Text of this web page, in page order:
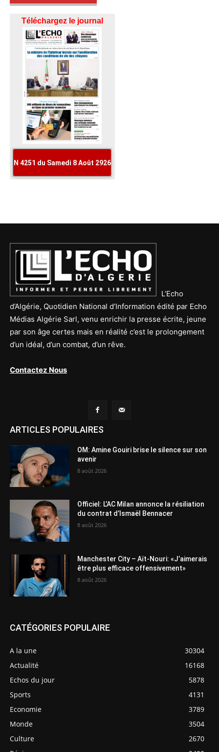
L’Echo
d’Algérie, Quotidien National d’Information édité par Echo
Médias Algérie Sarl, venu enrichir la presse écrite, jeune
par son âge certes mais en réalité c’est le prolongement
d’un idéal, d’un combat, d’un rêve.
Contactez Nous
ARTICLES POPULAIRES
OM: Amine Gouiri brise le silence sur son
avenir
8 août 2026
Officiel: L’AC Milan annonce la résiliation
du contrat d’Ismaël Bennacer
8 août 2026
Manchester City – Aït-Nouri: «J’aimerais
être plus efficace offensivement»
8 août 2026
CATÉGORIES POPULAIRE
A la une
30304
Actualité
16168
Echos du jour
5878
Sports
4131
Economie
3789
Monde
3504
Culture
2670